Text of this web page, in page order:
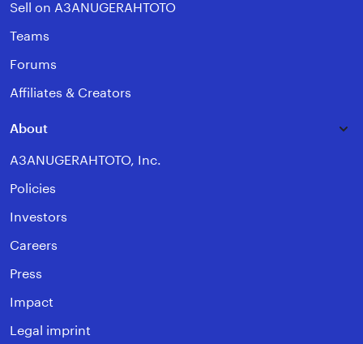
Sell on A3ANUGERAHTOTO
Teams
Forums
Affiliates & Creators
About
A3ANUGERAHTOTO, Inc.
Policies
Investors
Careers
Press
Impact
Legal imprint